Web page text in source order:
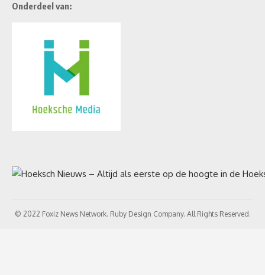
Onderdeel van:
© 2022 Foxiz News Network. Ruby Design Company. All Rights Reserved.